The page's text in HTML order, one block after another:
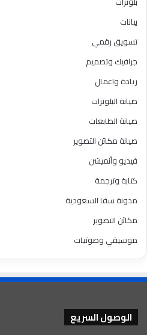
بيانات
تسويق رقمي
جرافيك وتصميم
ريادة واعمال
صيانة البلوترات
صيانة الطابعات
صيانة مكائن التصوير
فيديو وأنميشن
كتابة وترجمة
مدونة سفا السعودية
مكائن التصوير
موسيقي وصوتيات
الوصول السريع